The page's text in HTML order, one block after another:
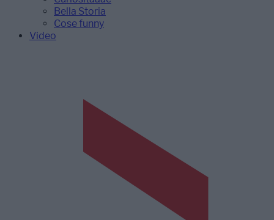
Bella Storia
Cose funny
Video